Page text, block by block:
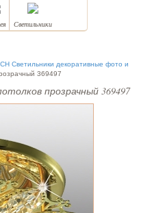
Светильники
Светильники декоративные фото и
369497
прозрачный 369497